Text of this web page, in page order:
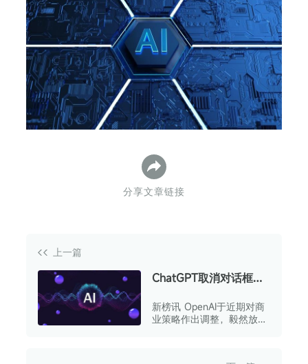
分享文章链接
上一篇
ChatGPT取消对话框直
新榜讯 OpenAI于近期对商
业策略作出调整，毅然放弃